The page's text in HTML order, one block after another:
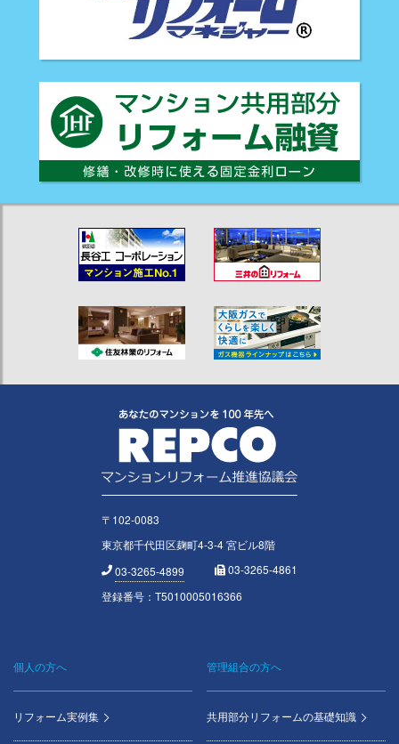
〒102-0083
東京都千代田区麹町4-3-4 宮ビル8階
03-3265-4899
03-3265-4861
登録番号：T5010005016366
Footer
menu
個人の方へ
リフォーム実例集
管理組合の方へ
共用部分リフォームの基礎知識